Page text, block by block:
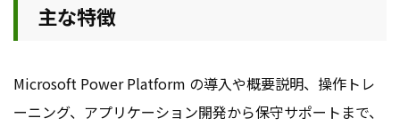
主な特徴
Microsoft Power Platform の導入や概要説明、操作トレ
ーニング、アプリケーション開発から保守サポートまで、